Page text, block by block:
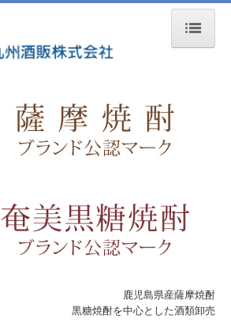
鹿児島県産薩摩焼酎
黒糖焼酎を中心とした酒類卸売